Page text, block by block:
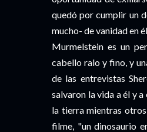
quedó por cumplir un
mucho- de vanidad en
Murmelstein es un
cabello ralo y fino, y
de las entrevistas
salvaron la vida a él y
la tierra mientras
filme, "un dinosaurio